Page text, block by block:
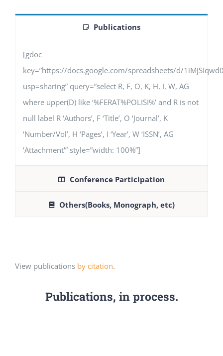
Publications
[gdoc
key=”https://docs.google.com/spreadsheets/d/
usp=sharing” query=”select R, F, O, K, H, I, W, AG
where upper(D) like ‘%FERAT%POLISI%’ and R is not
null label R ‘Authors’, F ‘Title’, O ‘Journal’, K
‘Number/Vol’, H ‘Pages’, I ‘Year’, W ‘ISSN’, AG
‘Attachment'” style=”width: 100%”]
Conference Participation
Others(Books, Monograph, etc)
View publications by citation.
Publications, in process.